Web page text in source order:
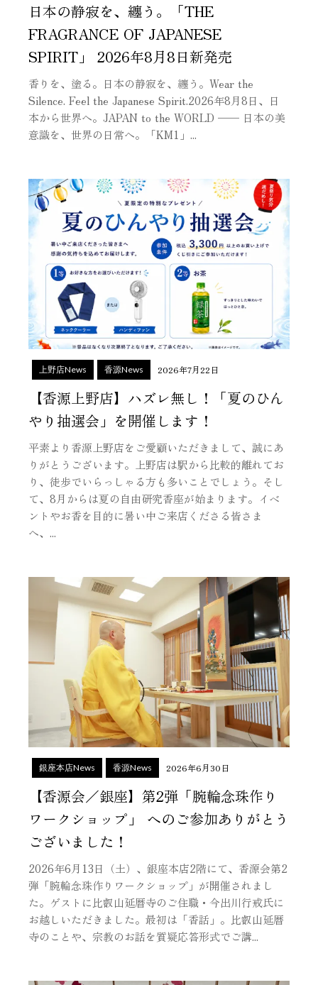
日本の静寂を、纏う。「THE
FRAGRANCE OF JAPANESE
SPIRIT」 2026年8月8日新発売
香りを、塗る。日本の静寂を、纏う。Wear the
Silence. Feel the Japanese Spirit.2026年8月8日、日
本から世界へ。JAPAN to the WORLD —— 日本の美
意識を、世界の日常へ。「KM1」...
2026年7月22日
上野店News 香源News
【香源上野店】ハズレ無し！「夏のひん
やり抽選会」を開催します！
平素より香源上野店をご愛顧いただきまして、誠にあ
りがとうございます。上野店は駅から比較的離れてお
り、徒歩でいらっしゃる方も多いことでしょう。そし
て、8月からは夏の自由研究香座が始まります。イベ
ントやお香を目的に暑い中ご来店くださる皆さま
へ、...
2026年6月30日
銀座本店News 香源News
【香源会／銀座】第2弾「腕輪念珠作り
ワークショップ」 へのご参加ありがとう
ございました！
2026年6月13日（土）、銀座本店2階にて、香源会第2
弾「腕輪念珠作りワークショップ」が開催されまし
た。ゲストに比叡山延暦寺のご住職・今出川行戒氏に
お越しいただきました。最初は「香話」。比叡山延暦
寺のことや、宗教のお話を質疑応答形式でご講...